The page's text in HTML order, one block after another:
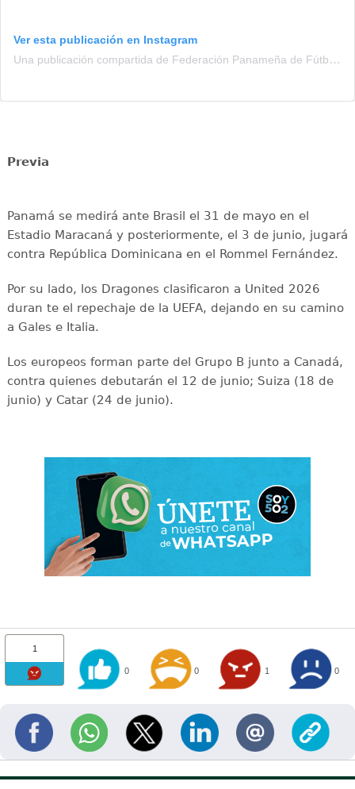
Ver esta publicación en Instagram
Una publicación compartida de Federación Panameña de Fútbol (@fepafut)
Previa
Panamá se medirá ante Brasil el 31 de mayo en el
Estadio Maracaná y posteriormente, el 3 de junio, jugará
contra República Dominicana en el Rommel Fernández.
Por su lado, los Dragones clasificaron a United 2026
duran te el repechaje de la UEFA, dejando en su camino
a Gales e Italia.
Los europeos forman parte del Grupo B junto a Canadá,
contra quienes debutarán el 12 de junio; Suiza (18 de
junio) y Catar (24 de junio).
1
0 0 1 0